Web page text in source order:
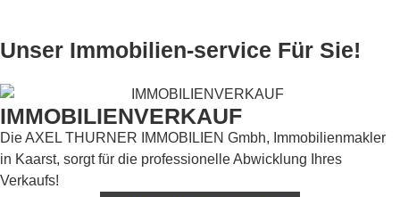
Unser Immobilien-service Für Sie!
IMMOBILIENVERKAUF
Die AXEL THURNER IMMOBILIEN Gmbh, Immobilienmakler
in Kaarst, sorgt für die professionelle Abwicklung Ihres
Verkaufs!